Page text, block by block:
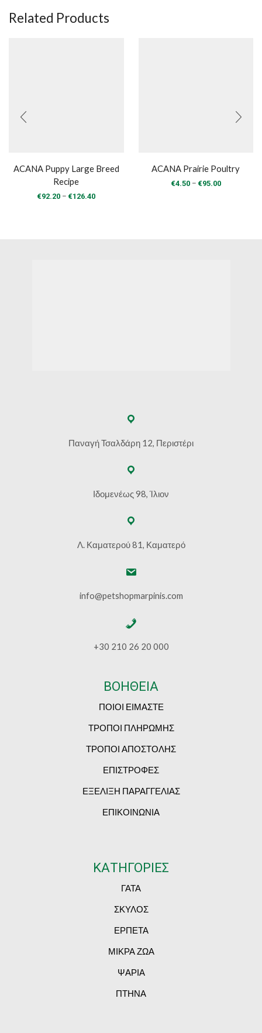
Related Products
ACANA Puppy Large Breed
Recipe
€92.20 – €126.40Price
ACANA Prairie Poultry
€4.50 – €95.00Price
Παναγή Τσαλδάρη 12, Περιστέρι
Ιδομενέως 98, Ίλιον
Λ. Καματερού 81, Καματερό
info@petshopmarpinis.com
+30 210 26 20 000
ΒΟΗΘΕΙΑ
ΠΟΙΟΙ ΕΙΜΑΣΤΕ
ΤΡΟΠΟΙ ΠΛΗΡΩΜΗΣ
ΤΡΟΠΟΙ ΑΠΟΣΤΟΛΗΣ
ΕΠΙΣΤΡΟΦΕΣ
ΕΞΕΛΙΞΗ ΠΑΡΑΓΓΕΛΙΑΣ
ΕΠΙΚΟΙΝΩΝΙΑ
ΚΑΤΗΓΟΡΙΕΣ
ΓΑΤΑ
ΣΚΥΛΟΣ
ΕΡΠΕΤΑ
ΜΙΚΡΑ ΖΩΑ
ΨΑΡΙΑ
ΠΤΗΝΑ